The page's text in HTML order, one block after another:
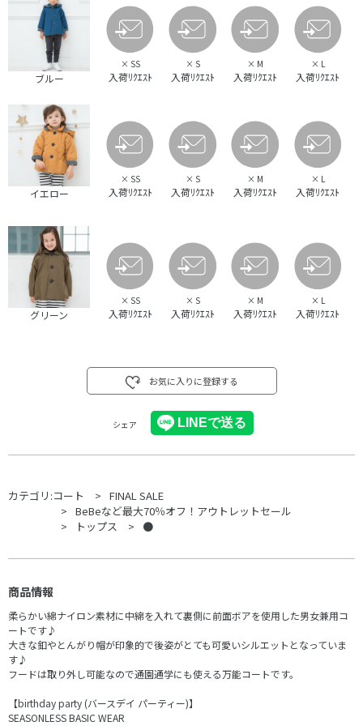
ブルー
× SS
入荷ﾘｸｴｽﾄ
× S
入荷ﾘｸｴｽﾄ
× M
入荷ﾘｸｴｽﾄ
× L
入荷ﾘｸｴｽﾄ
イエロー
× SS
入荷ﾘｸｴｽﾄ
× S
入荷ﾘｸｴｽﾄ
× M
入荷ﾘｸｴｽﾄ
× L
入荷ﾘｸｴｽﾄ
グリーン
× SS
入荷ﾘｸｴｽﾄ
× S
入荷ﾘｸｴｽﾄ
× M
入荷ﾘｸｴｽﾄ
× L
入荷ﾘｸｴｽﾄ
お気に入りに登録する
シェア
カテゴリ:コート
FINAL SALE
BeBeなど最大70％オフ！アウトレットセール
トップス
●
商品情報
柔らかい綿ナイロン素材に中綿を入れて裏側に前面ボアを使用した男女兼用コ
ートです♪
大きな釦やとんがり帽が印象的で後姿がとても可愛いシルエットとなっていま
す♪
フードは取り外し可能なので通園通学にも使える万能コートです。
【birthday party (バースデイ パーティー)】
SEASONLESS BASIC WEAR